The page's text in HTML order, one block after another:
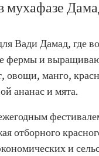
мухафазе
Вади Дамад, где
фермы и
овощи, манго,
ананас и мята.
отборного
и